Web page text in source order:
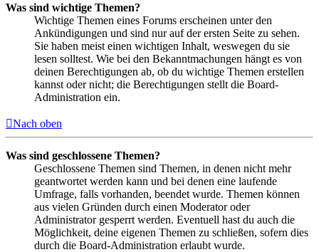
Was sind wichtige Themen?
Wichtige Themen eines Forums erscheinen unter den
Ankündigungen und sind nur auf der ersten Seite zu sehen.
Sie haben meist einen wichtigen Inhalt, weswegen du sie
lesen solltest. Wie bei den Bekanntmachungen hängt es von
deinen Berechtigungen ab, ob du wichtige Themen erstellen
kannst oder nicht; die Berechtigungen stellt die Board-
Administration ein.
Nach oben
Was sind geschlossene Themen?
Geschlossene Themen sind Themen, in denen nicht mehr
geantwortet werden kann und bei denen eine laufende
Umfrage, falls vorhanden, beendet wurde. Themen können
aus vielen Gründen durch einen Moderator oder
Administrator gesperrt werden. Eventuell hast du auch die
Möglichkeit, deine eigenen Themen zu schließen, sofern dies
durch die Board-Administration erlaubt wurde.